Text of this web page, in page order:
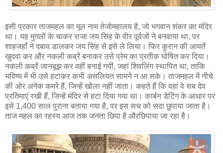
इसी प्रकार ताजमहल का मूल नाम तेजोमहालय है, जो भगवान शंकर का मंदिर
था। यह मुग़लों के चाकर राजा जय सिंह के वीर पूर्वजों ने बनवाया था, पर
शाहजहाँ ने दबाव डालकर जय सिंह से इसे ले लिया। फिर कुरान की आयतें
खुदवा कर और नकली कब्रें बनाकर उसे प्रेम का प्रतीक घोषित कर दिया।
नकली कब्रें जानबूझ कर वहीं बनाई गयीं, जहां शिवलिंग स्थापित था, ताकि
भविष्य में भी उसे हटाकर कभी असलियत सामने न आ सके। ताजमहल में नीचे
की ओर अनेक कमरे हैं, जिन्हें खोला नहीं जाता। कहते हैं कि वहां वे सब देव
प्रतिमाएं रखी हैं, जिन्हें मंदिर से हटा दिया गया था। कार्बन डेटिंग के आधार पर
इसे 1,400 साल पुराना बताया गया है, पर इस सच को सदा छुपाया जाता है।
ताज महल का रहस्य आज तक जनता छिपा है औरछिपाया जा रहा है।